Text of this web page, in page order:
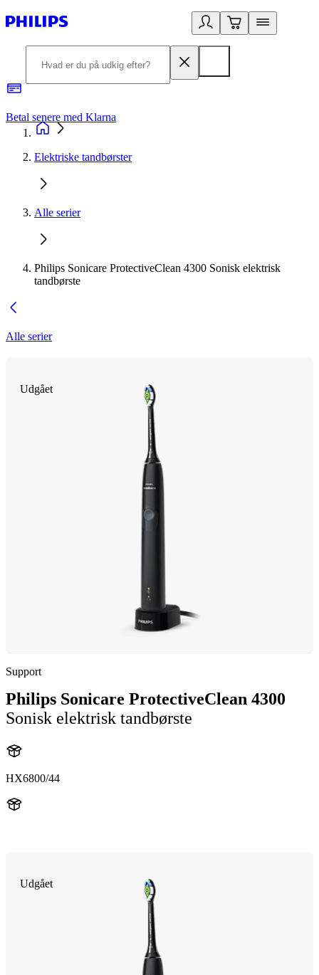
Betal senere med Klarna
Elektriske tandbørster
Alle serier
Philips Sonicare ProtectiveClean 4300 Sonisk elektrisk
tandbørste
Alle serier
Udgået
Support
Philips Sonicare ProtectiveClean 4300
Sonisk elektrisk tandbørste
HX6800/44
Udgået